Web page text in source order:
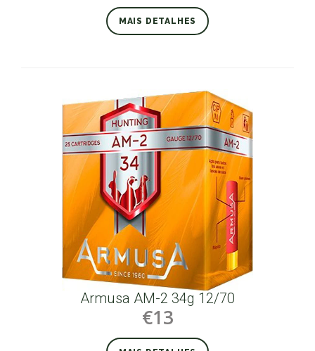
MAIS DETALHES
Armusa AM-2 34g 12/70
€13